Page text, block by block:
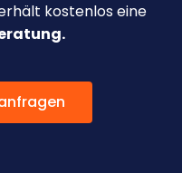
kostenlos eine